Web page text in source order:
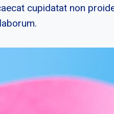
cupidatat non